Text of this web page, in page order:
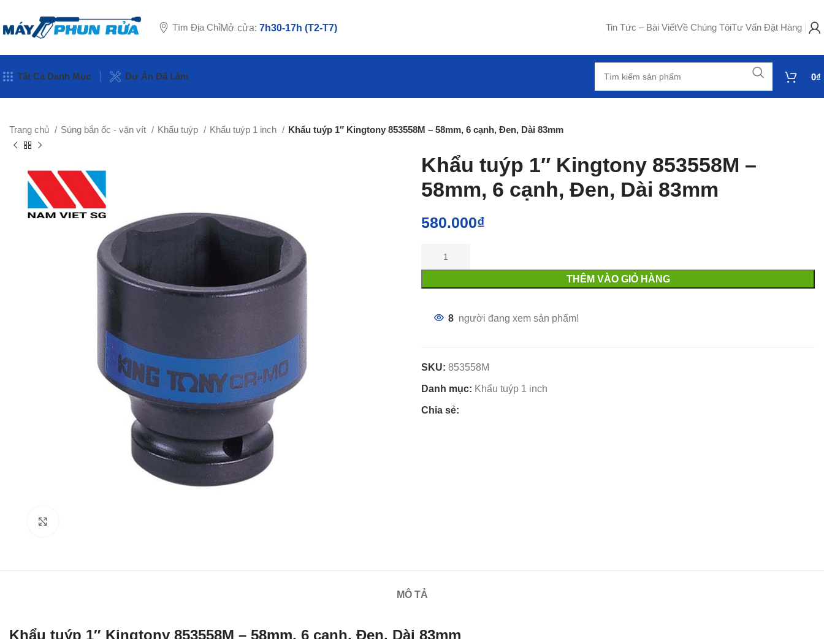
Tìm Địa ChỉMở cửa: 7h30-17h (T2-T7) Tin Tức – Bài ViếtVề Chúng TôiTư Vấn Đặt Hàng
Tất Cả Danh Mục Dự Án Đã Làm 0₫
Trang chủ Súng bắn ốc - vặn vít Khẩu tuýp Khẩu tuýp 1 inch Khẩu tuýp 1″ Kingtony 853558M – 58mm, 6 cạnh, Đen, Dài 83mm
Khẩu tuýp 1″ Kingtony 853558M –
58mm, 6 cạnh, Đen, Dài 83mm
580.000₫
THÊM VÀO GIỎ HÀNG
8 người đang xem sản phẩm!
SKU: 853558M
Danh mục: Khẩu tuýp 1 inch
Chia sẻ:
MÔ TẢ
Khẩu tuýp 1″ Kingtony 853558M – 58mm, 6 cạnh, Đen, Dài 83mm